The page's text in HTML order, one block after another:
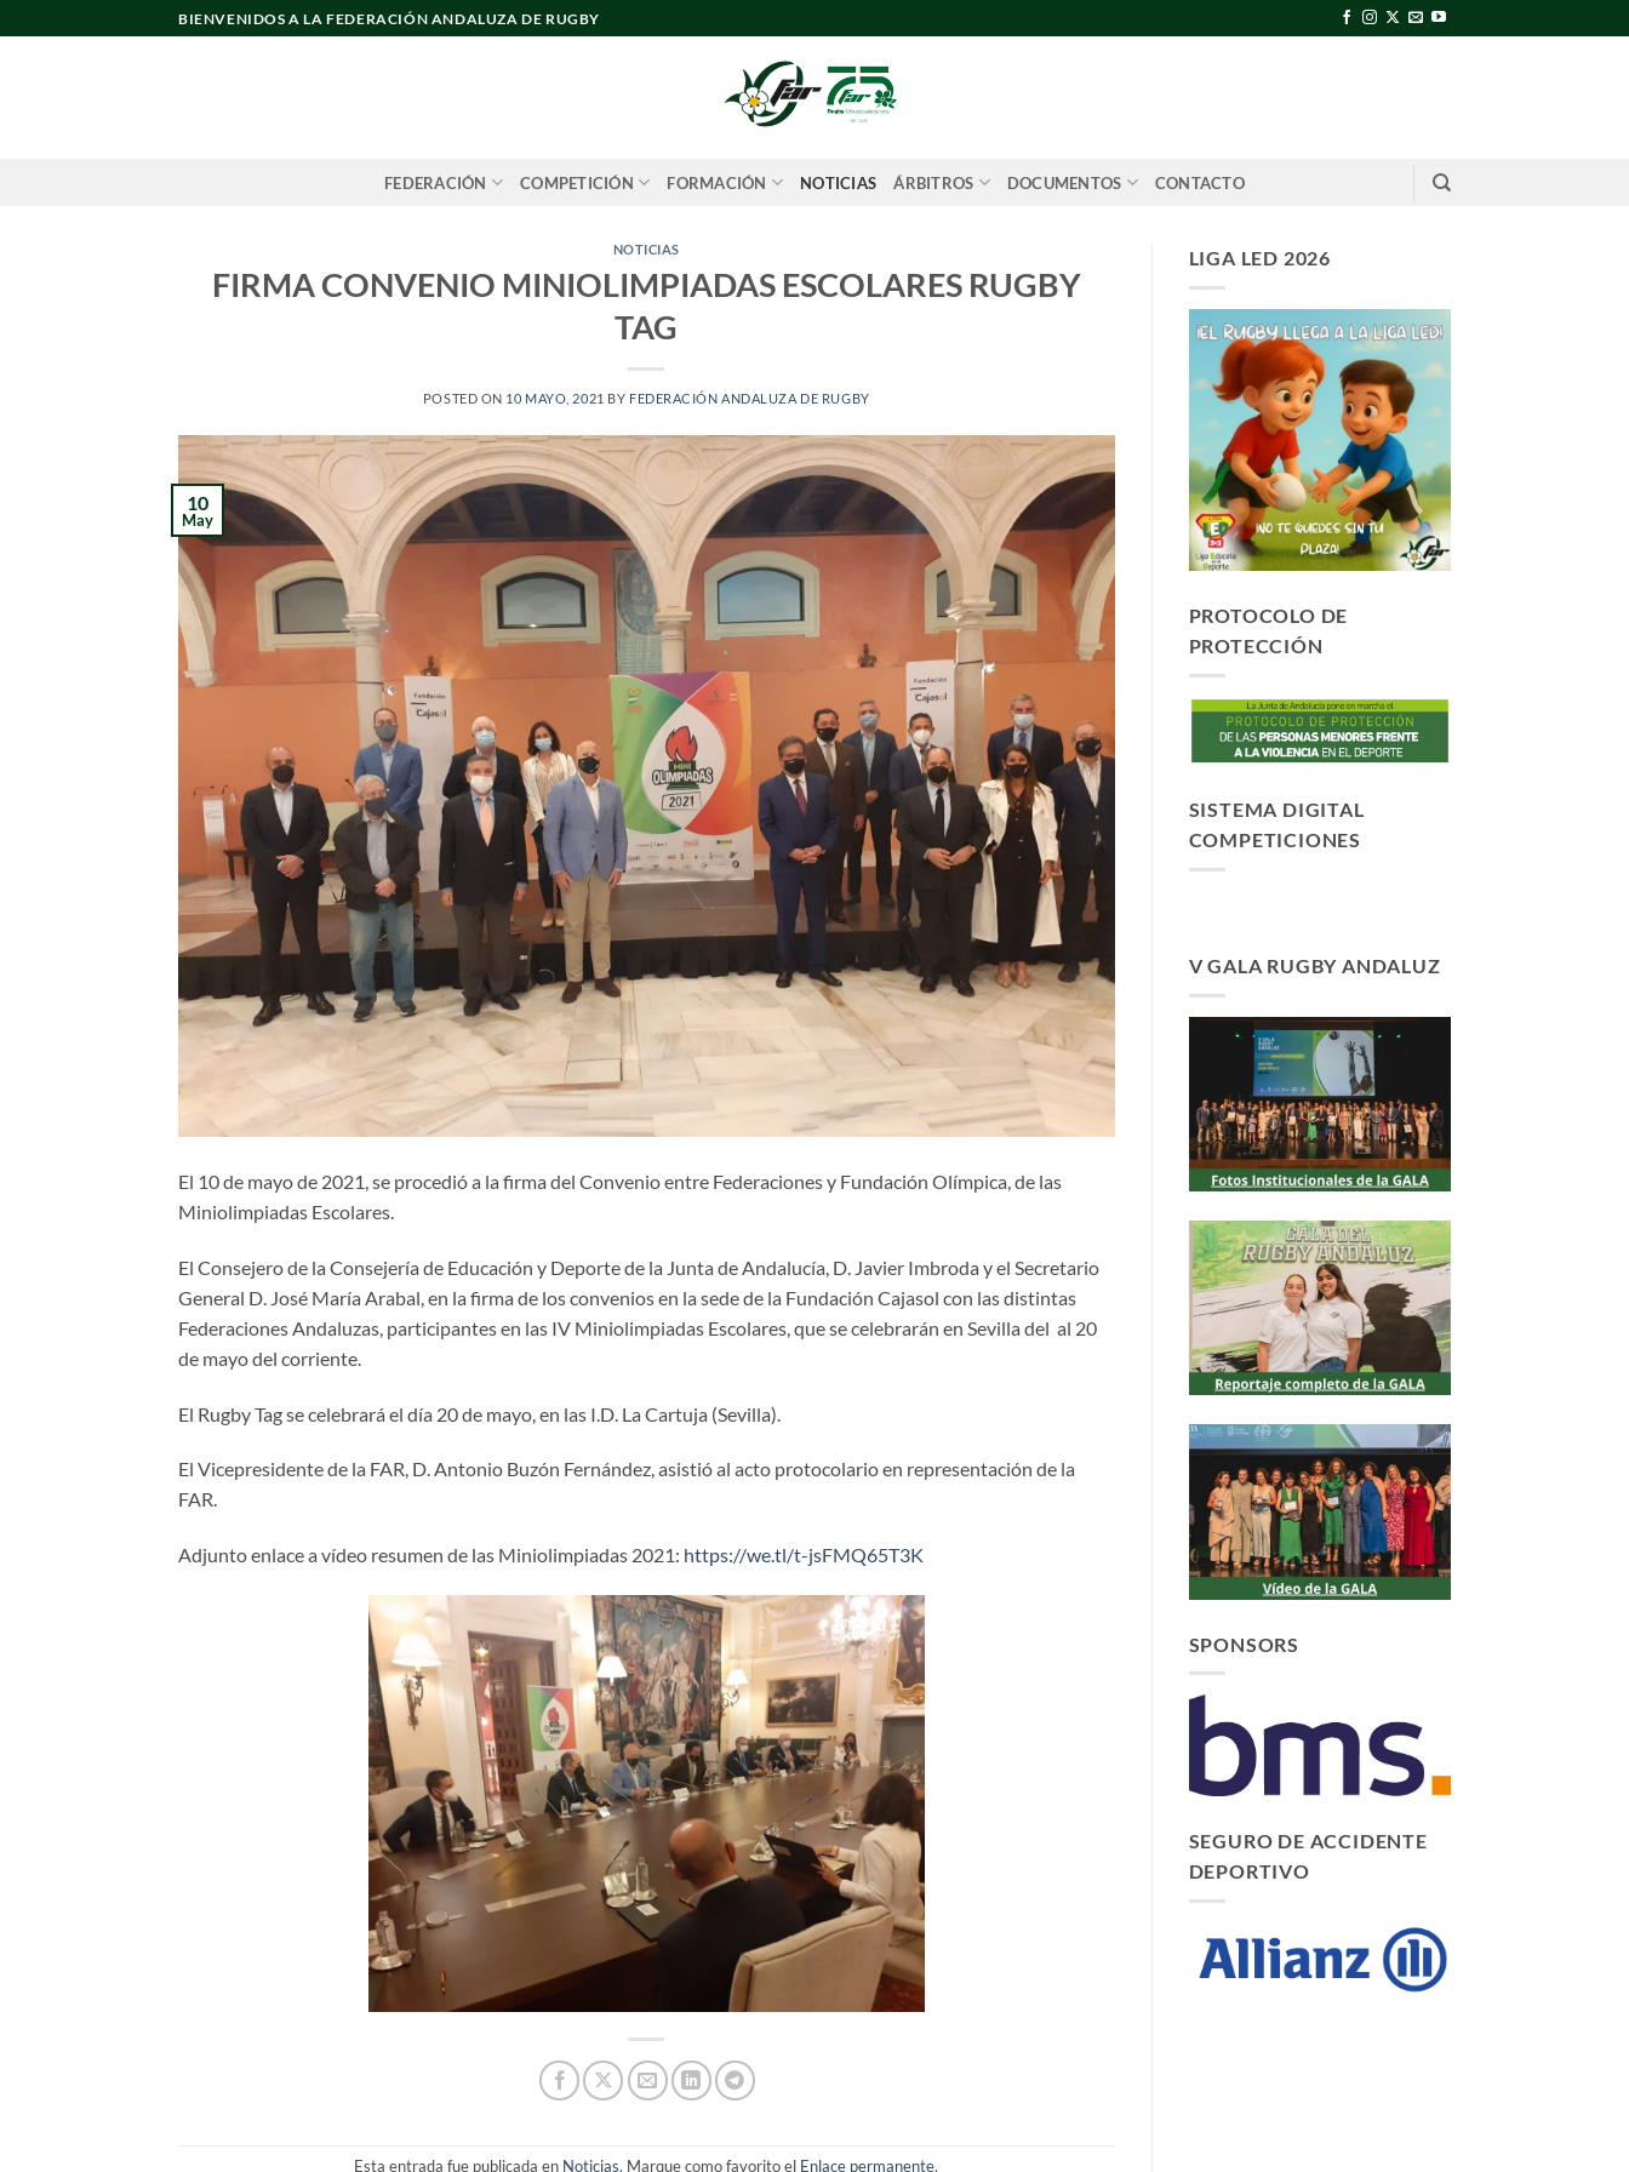
al
BIENVENIDOS A LA FEDERACIÓN ANDALUZA DE RUGBY
FEDERACIÓN COMPETICIÓN FORMACIÓN NOTICIAS ÁRBITROS DOCUMENTOS CONTACTO
NOTICIAS
FIRMA CONVENIO MINIOLIMPIADAS ESCOLARES RUGBY
TAG
POSTED ON 10 MAYO, 2021 BY FEDERACIÓN ANDALUZA DE RUGBY
10
May
El 10 de mayo de 2021, se procedió a la firma del Convenio entre Federaciones y Fundación Olímpica, de las
Miniolimpiadas Escolares.
El Consejero de la Consejería de Educación y Deporte de la Junta de Andalucía, D. Javier Imbroda y el Secretario
General D. José María Arabal, en la firma de los convenios en la sede de la Fundación Cajasol con las distintas
Federaciones Andaluzas, participantes en las IV Miniolimpiadas Escolares, que se celebrarán en Sevilla del al 20
de mayo del corriente.
El Rugby Tag se celebrará el día 20 de mayo, en las I.D. La Cartuja (Sevilla).
El Vicepresidente de la FAR, D. Antonio Buzón Fernández, asistió al acto protocolario en representación de la
FAR.
Adjunto enlace a vídeo resumen de las Miniolimpiadas 2021: https://we.tl/t-jsFMQ65T3K
Esta entrada fue publicada en Noticias. Marque como favorito el Enlace permanente.
LIGA LED 2026
PROTOCOLO DE
PROTECCIÓN
SISTEMA DIGITAL
COMPETICIONES
V GALA RUGBY ANDALUZ
SPONSORS
SEGURO DE ACCIDENTE
DEPORTIVO